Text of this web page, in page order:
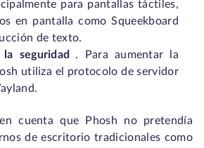
para pantallas táctiles,
en pantalla como Squeekboard
de texto.
seguridad
.
Para aumentar la
utiliza el protocolo de servidor
cuenta que Phosh no pretendía
de escritorio tradicionales como